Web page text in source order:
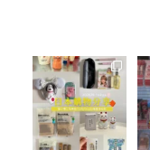
💭留言「免費」
傳日本藥妝店/百
貨/機場/Donki/
折價券給你...
201
36